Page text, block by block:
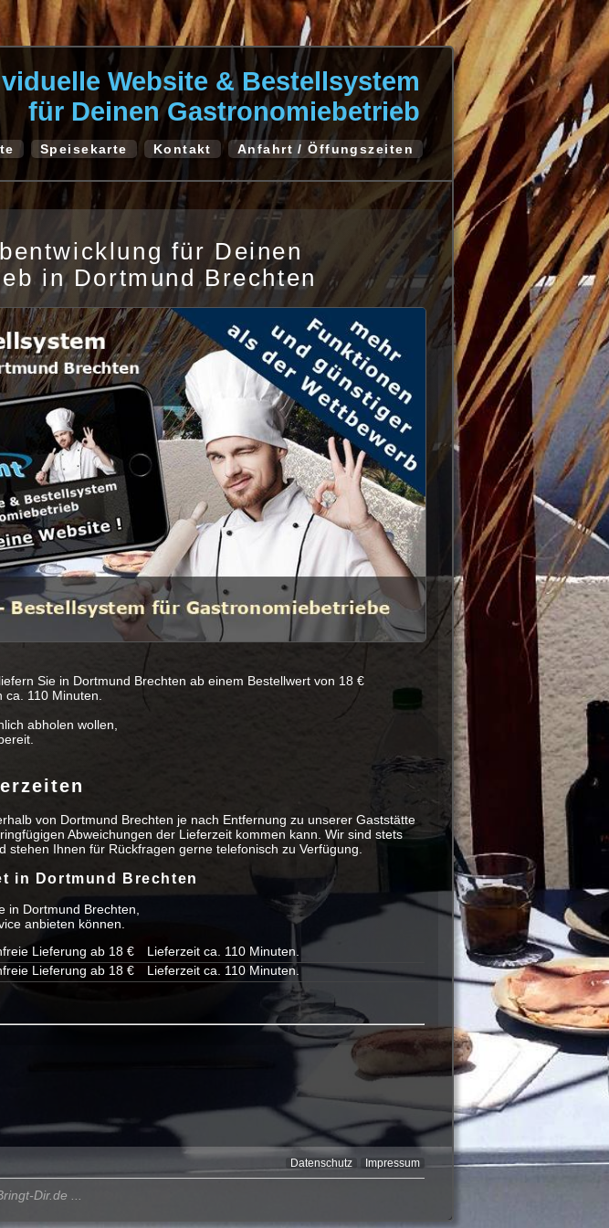
Website & Bestellsystem
für Deinen Gastronomiebetrieb
Speisekarte Kontakt Anfahrt / Öffungszeiten
für Deinen
in Dortmund Brechten
Sie in Dortmund Brechten ab einem Bestellwert von 18 €
110 Minuten.
abholen wollen,
von Dortmund Brechten je nach Entfernung zu unserer Gaststätte
Abweichungen der Lieferzeit kommen kann. Wir sind stets
stehen Ihnen für Rückfragen gerne telefonisch zu Verfügung.
in Dortmund Brechten
in Dortmund Brechten,
anbieten können.
Lieferung ab 18 €
Lieferzeit ca. 110 Minuten.
Lieferung ab 18 € Lieferzeit ca. 110 Minuten.
Datenschutz Impressum
Dir.de ...